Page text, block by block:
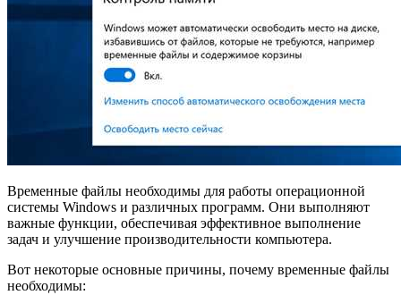
Временные файлы необходимы для работы операционной
системы Windows и различных программ. Они выполняют
важные функции, обеспечивая эффективное выполнение
задач и улучшение производительности компьютера.
Вот некоторые основные причины, почему временные файлы
необходимы: